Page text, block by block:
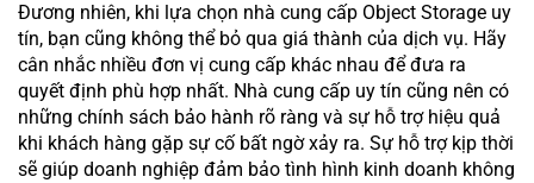
Đương nhiên, khi lựa chọn nhà cung cấp Object Storage uy
tín, bạn cũng không thể bỏ qua giá thành của dịch vụ. Hãy
cân nhắc nhiều đơn vị cung cấp khác nhau để đưa ra
quyết định phù hợp nhất. Nhà cung cấp uy tín cũng nên có
những chính sách bảo hành rõ ràng và sự hỗ trợ hiệu quả
khi khách hàng gặp sự cố bất ngờ xảy ra. Sự hỗ trợ kịp thời
sẽ giúp doanh nghiệp đảm bảo tình hình kinh doanh không